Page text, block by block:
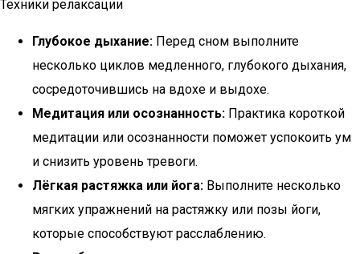
Техники релаксации
Глубокое дыхание: Перед сном выполните
несколько циклов медленного, глубокого дыхания,
сосредоточившись на вдохе и выдохе.
Медитация или осознанность: Практика короткой
медитации или осознанности поможет успокоить ум
и снизить уровень тревоги.
Лёгкая растяжка или йога: Выполните несколько
мягких упражнений на растяжку или позы йоги,
которые способствуют расслаблению.